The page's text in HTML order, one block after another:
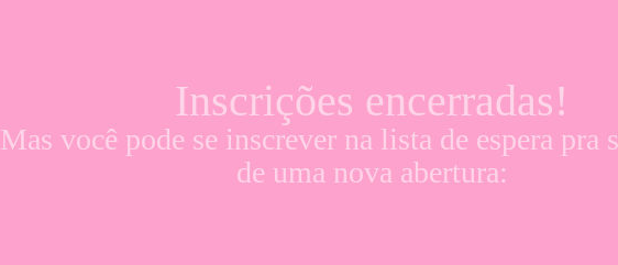
Inscrições encerradas!
Mas você pode se inscrever na lista de espera pra
de uma nova abertura: